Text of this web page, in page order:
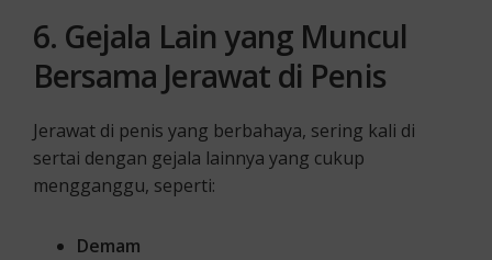
6. Gejala Lain yang Muncul
Bersama Jerawat di Penis
Jerawat di penis yang berbahaya, sering kali di
sertai dengan gejala lainnya yang cukup
mengganggu, seperti:
Demam